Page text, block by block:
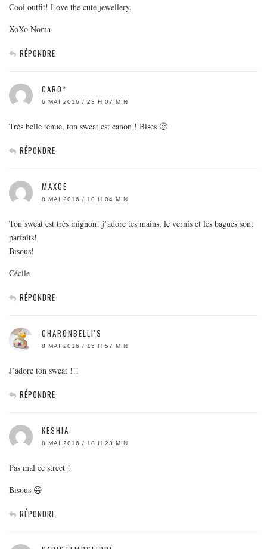
Cool outfit! Love the cute jewellery.
XoXo Noma
RÉPONDRE
CARO*
6 MAI 2016 / 23 H 07 MIN
Très belle tenue, ton sweat est canon ! Bises 🙂
RÉPONDRE
MAXCE
8 MAI 2016 / 10 H 04 MIN
Ton sweat est très mignon! j’adore tes mains, le vernis et les bagues sont
parfaits!
Bisous!
Cécile
RÉPONDRE
CHARONBELLI'S
8 MAI 2016 / 15 H 57 MIN
J’adore ton sweat !!!
RÉPONDRE
KESHIA
8 MAI 2016 / 18 H 23 MIN
Pas mal ce street !
Bisous 😀
RÉPONDRE